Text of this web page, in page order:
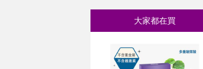
大家都在買